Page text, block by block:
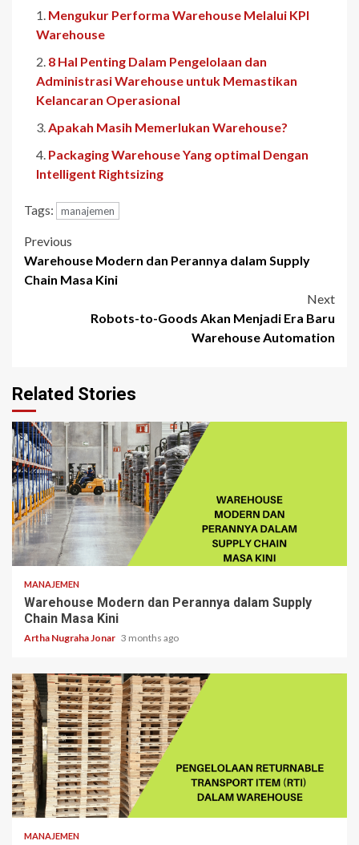
Mengukur Performa Warehouse Melalui KPI
Warehouse
8 Hal Penting Dalam Pengelolaan dan
Administrasi Warehouse untuk Memastikan
Kelancaran Operasional
Apakah Masih Memerlukan Warehouse?
Packaging Warehouse Yang optimal Dengan
Intelligent Rightsizing
Tags: manajemen
Post
navigation
Previous
Warehouse Modern dan Perannya dalam Supply
Chain Masa Kini
Next
Robots-to-Goods Akan Menjadi Era Baru
Warehouse Automation
Related Stories
4 min read
MANAJEMEN
Warehouse Modern dan Perannya dalam Supply
Chain Masa Kini
Artha Nugraha Jonar 3 months ago
5 min read
MANAJEMEN